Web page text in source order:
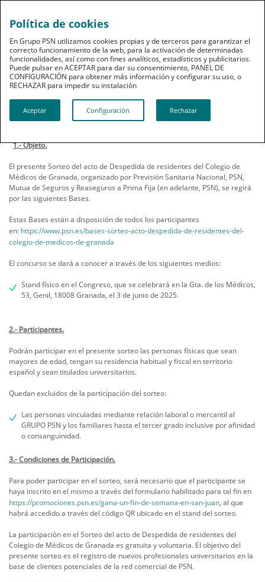
Sorteo ...
Bases legales
1.- Objeto.
El presente Sorteo del acto de Despedida de residentes del Colegio de
Médicos de Granada, organizado por Previsión Sanitaria Nacional, PSN,
Mutua de Seguros y Reaseguros a Prima Fija (en adelante, PSN), se regirá
por las siguientes Bases.
Estas Bases están a disposición de todos los participantes
en: https://www.psn.es/bases-sorteo-acto-despedida-de-residentes-del-
colegio-de-medicos-de-granada
El concurso se dará a conocer a través de los siguientes medios:
Stand físico en el Congreso, que se celebrará en la Gta. de los Médicos,
53, Genil, 18008 Granada, el 3 de junio de 2025.
2.- Participantes.
Podrán participar en el presente sorteo las personas físicas que sean
mayores de edad, tengan su residencia habitual y fiscal en territorio
español y sean titulados universitarios.
Quedan excluidos de la participación del sorteo:
Las personas vinculadas mediante relación laboral o mercantil al
GRUPO PSN y los familiares hasta el tercer grado inclusive por afinidad
o consanguinidad.
3.- Condiciones de Participación.
Para poder participar en el sorteo, será necesario que el participante se
haya inscrito en el mismo a través del formulario habilitado para tal fin en
https://promociones.psn.es/gana-un-fin-de-semana-en-san-juan, al que
habrá accedido a través del código QR ubicado en el stand del sorteo.
La participación en el Sorteo del acto de Despedida de residentes del
Colegio de Médicos de Granada es gratuita y voluntaria. El objetivo del
presente sorteo es el registro de nuevos profesionales universitarios en la
base de clientes potenciales de la red comercial de PSN.
Política de cookies
En Grupo PSN utilizamos cookies propias y de terceros para garantizar el
correcto funcionamiento de la web, para la activación de determinadas
funcionalidades, así como con fines analíticos, estadísticos y publicitarios.
Puede pulsar en ACEPTAR para dar su consentimiento, PANEL DE
CONFIGURACIÓN para obtener más información y configurar su uso, o
RECHAZAR para impedir su instalación​​​​​​​
Aceptar Configuración Rechazar